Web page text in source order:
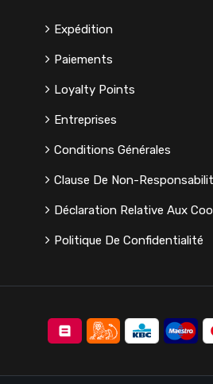
Expédition
Paiements
Loyalty Points
Entreprises
Conditions Générales
Clause De Non-
Déclaration Relative Aux
Politique De Confidentialité